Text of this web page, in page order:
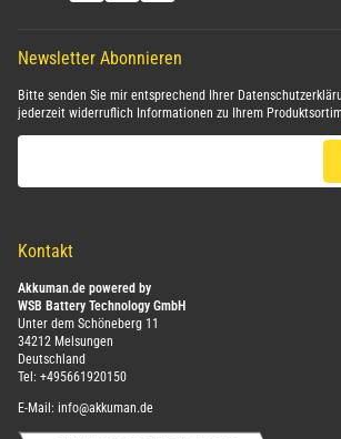
Newsletter Abonnieren
Bitte senden Sie mir entsprechend Ihrer
jederzeit widerruflich Informationen zu Ihrem
E-Mail-Adresse
Kontakt
Akkuman.de powered by
WSB Battery Technology GmbH
Unter dem Schöneberg 11
34212 Melsungen
Deutschland
Tel: +495661920150
E-Mail: info@akkuman.de